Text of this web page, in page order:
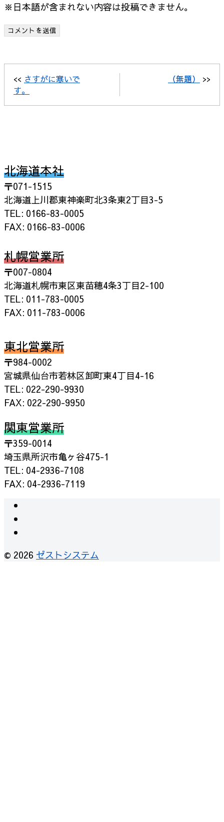
※日本語が含まれない内容は投稿できません。
<< さすがに寒いで
す。
（無題） >>
北海道本社
〒071-1515
北海道上川郡東神楽町北3条東2丁目3-5
TEL: 0166-83-0005
FAX: 0166-83-0006
札幌営業所
〒007-0804
北海道札幌市東区東苗穂4条3丁目2-100
TEL: 011-783-0005
FAX: 011-783-0006
東北営業所
〒984-0002
宮城県仙台市若林区卸町東4丁目4-16
TEL: 022-290-9930
FAX: 022-290-9950
関東営業所
〒359-0014
埼玉県所沢市亀ヶ谷475-1
TEL: 04-2936-7108
FAX: 04-2936-7119
© 2026 ゼストシステム